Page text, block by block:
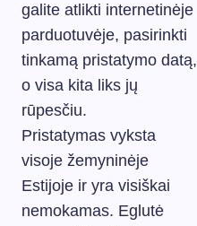
galite atlikti internetinėje
parduotuvėje, pasirinkti
tinkamą pristatymo datą,
o visa kita liks jų
rūpesčiu.
Pristatymas vyksta
visoje žemyninėje
Estijoje ir yra visiškai
nemokamas. Eglutė